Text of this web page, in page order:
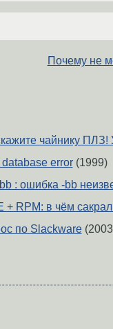
Почему не
чайнику ПЛЗ!
database error(1999)
: ошибка -bb
+ RPM: в чём
по Slackware